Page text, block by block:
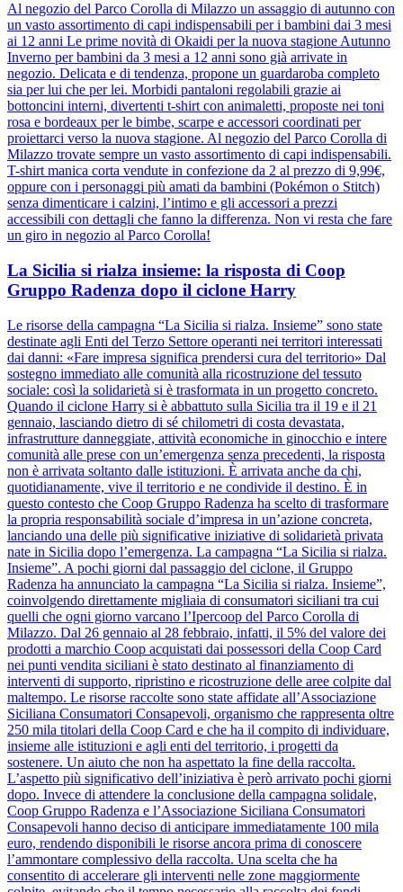
Al negozio del Parco Corolla di Milazzo un assaggio di autunno con
un vasto assortimento di capi indispensabili per i bambini dai 3 mesi
ai 12 anni Le prime novità di Okaidi per la nuova stagione Autunno
Inverno per bambini da 3 mesi a 12 anni sono già arrivate in
negozio. Delicata e di tendenza, propone un guardaroba completo
sia per lui che per lei. Morbidi pantaloni regolabili grazie ai
bottoncini interni, divertenti t-shirt con animaletti, proposte nei toni
rosa e bordeaux per le bimbe, scarpe e accessori coordinati per
proiettarci verso la nuova stagione. Al negozio del Parco Corolla di
Milazzo trovate sempre un vasto assortimento di capi indispensabili.
T-shirt manica corta vendute in confezione da 2 al prezzo di 9,99€,
oppure con i personaggi più amati da bambini (Pokémon o Stitch)
senza dimenticare i calzini, l’intimo e gli accessori a prezzi
accessibili con dettagli che fanno la differenza. Non vi resta che fare
un giro in negozio al Parco Corolla!
La Sicilia si rialza insieme: la risposta di Coop
Gruppo Radenza dopo il ciclone Harry
Le risorse della campagna “La Sicilia si rialza. Insieme” sono state
destinate agli Enti del Terzo Settore operanti nei territori interessati
dai danni: «Fare impresa significa prendersi cura del territorio» Dal
sostegno immediato alle comunità alla ricostruzione del tessuto
sociale: così la solidarietà si è trasformata in un progetto concreto.
Quando il ciclone Harry si è abbattuto sulla Sicilia tra il 19 e il 21
gennaio, lasciando dietro di sé chilometri di costa devastata,
infrastrutture danneggiate, attività economiche in ginocchio e intere
comunità alle prese con un’emergenza senza precedenti, la risposta
non è arrivata soltanto dalle istituzioni. È arrivata anche da chi,
quotidianamente, vive il territorio e ne condivide il destino. È in
questo contesto che Coop Gruppo Radenza ha scelto di trasformare
la propria responsabilità sociale d’impresa in un’azione concreta,
lanciando una delle più significative iniziative di solidarietà privata
nate in Sicilia dopo l’emergenza. La campagna “La Sicilia si rialza.
Insieme”. A pochi giorni dal passaggio del ciclone, il Gruppo
Radenza ha annunciato la campagna “La Sicilia si rialza. Insieme”,
coinvolgendo direttamente migliaia di consumatori siciliani tra cui
quelli che ogni giorno varcano l’Ipercoop del Parco Corolla di
Milazzo. Dal 26 gennaio al 28 febbraio, infatti, il 5% del valore dei
prodotti a marchio Coop acquistati dai possessori della Coop Card
nei punti vendita siciliani è stato destinato al finanziamento di
interventi di supporto, ripristino e ricostruzione delle aree colpite dal
maltempo. Le risorse raccolte sono state affidate all’Associazione
Siciliana Consumatori Consapevoli, organismo che rappresenta oltre
250 mila titolari della Coop Card e che ha il compito di individuare,
insieme alle istituzioni e agli enti del territorio, i progetti da
sostenere. Un aiuto che non ha aspettato la fine della raccolta.
L’aspetto più significativo dell’iniziativa è però arrivato pochi giorni
dopo. Invece di attendere la conclusione della campagna solidale,
Coop Gruppo Radenza e l’Associazione Siciliana Consumatori
Consapevoli hanno deciso di anticipare immediatamente 100 mila
euro, rendendo disponibili le risorse ancora prima di conoscere
l’ammontare complessivo della raccolta. Una scelta che ha
consentito di accelerare gli interventi nelle zone maggiormente